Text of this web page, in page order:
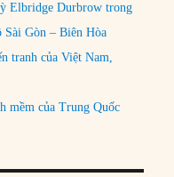
Elbridge Durbrow trong
Sài Gòn – Biên Hòa
tranh của Việt Nam,
mềm của Trung Quốc